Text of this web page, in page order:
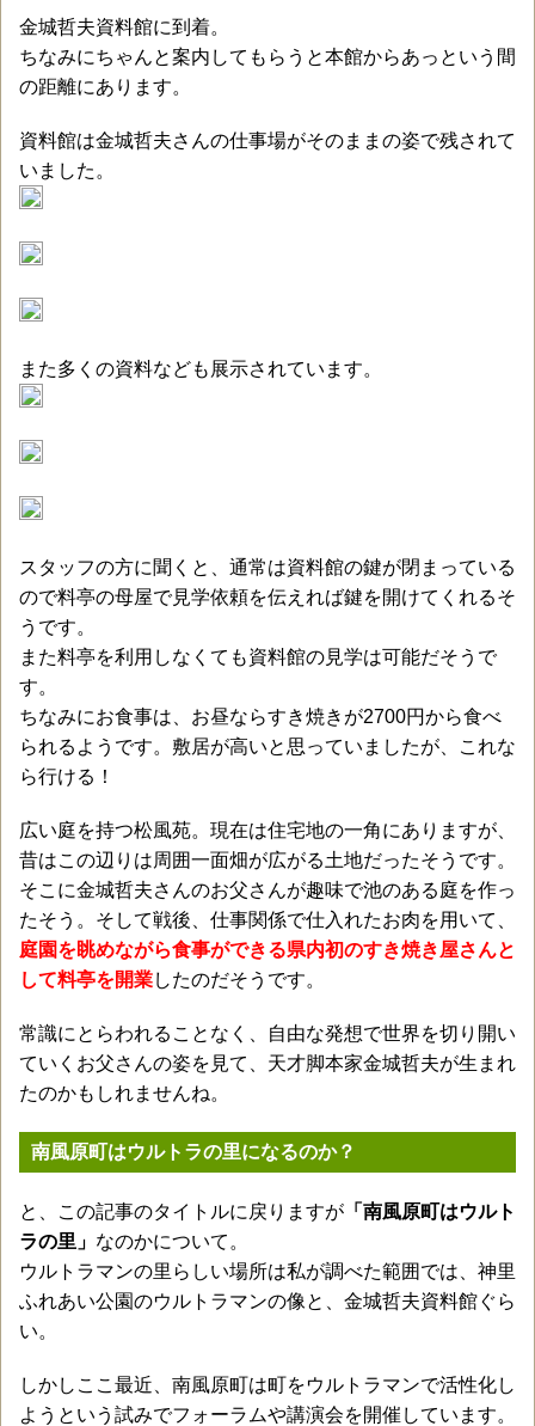
金城哲夫資料館に到着。
ちなみにちゃんと案内してもらうと本館からあっという間
の距離にあります。
資料館は金城哲夫さんの仕事場がそのままの姿で残されて
いました。
また多くの資料なども展示されています。
スタッフの方に聞くと、通常は資料館の鍵が閉まっている
ので料亭の母屋で見学依頼を伝えれば鍵を開けてくれるそ
うです。
また料亭を利用しなくても資料館の見学は可能だそうで
す。
ちなみにお食事は、お昼ならすき焼きが2700円から食べ
られるようです。敷居が高いと思っていましたが、これな
ら行ける！
広い庭を持つ松風苑。現在は住宅地の一角にありますが、
昔はこの辺りは周囲一面畑が広がる土地だったそうです。
そこに金城哲夫さんのお父さんが趣味で池のある庭を作っ
たそう。そして戦後、仕事関係で仕入れたお肉を用いて
庭園を眺めながら食事ができる県内初のすき焼き屋さんと
して料亭を開業したのだそうです。
常識にとらわれることなく、自由な発想で世界を切り開い
ていくお父さんの姿を見て、天才脚本家金城哲夫が生まれ
たのかもしれませんね。
南風原町はウルトラの里になるのか？
と、この記事のタイトルに戻りますが 「南風原町はウルト
ラの里」 なのかについて。
ウルトラマンの里らしい場所は私が調べた範囲では、神里
ふれあい公園のウルトラマンの像と、金城哲夫資料館ぐら
い。
しかしここ最近、南風原町は町をウルトラマンで活性化し
ようという試みでフォーラムや講演会を開催しています。